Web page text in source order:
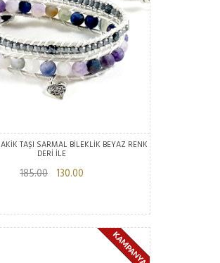
TAŞI SARMAL BİLEKLİK BEYAZ RENK
DERİ İLE
185.00 130.00